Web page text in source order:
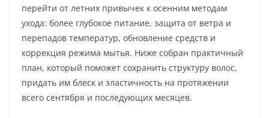
перейти от летних привычек к осенним методам
ухода: более глубокое питание, защита от ветра и
перепадов температур, обновление средств и
коррекция режима мытья. Ниже собран практичный
план, который поможет сохранить структуру волос,
придать им блеск и эластичность на протяжении
всего сентября и последующих месяцев.